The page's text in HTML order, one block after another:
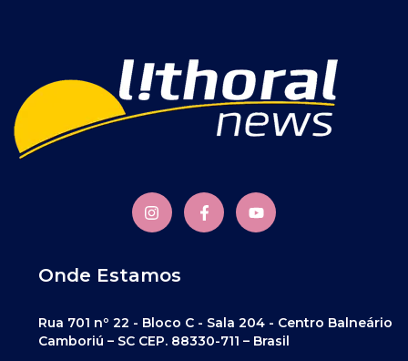
Onde Estamos
Rua 701 nº 22 - Bloco C - Sala 204 - Centro Balneário
Camboriú – SC CEP. 88330-711 – Brasil